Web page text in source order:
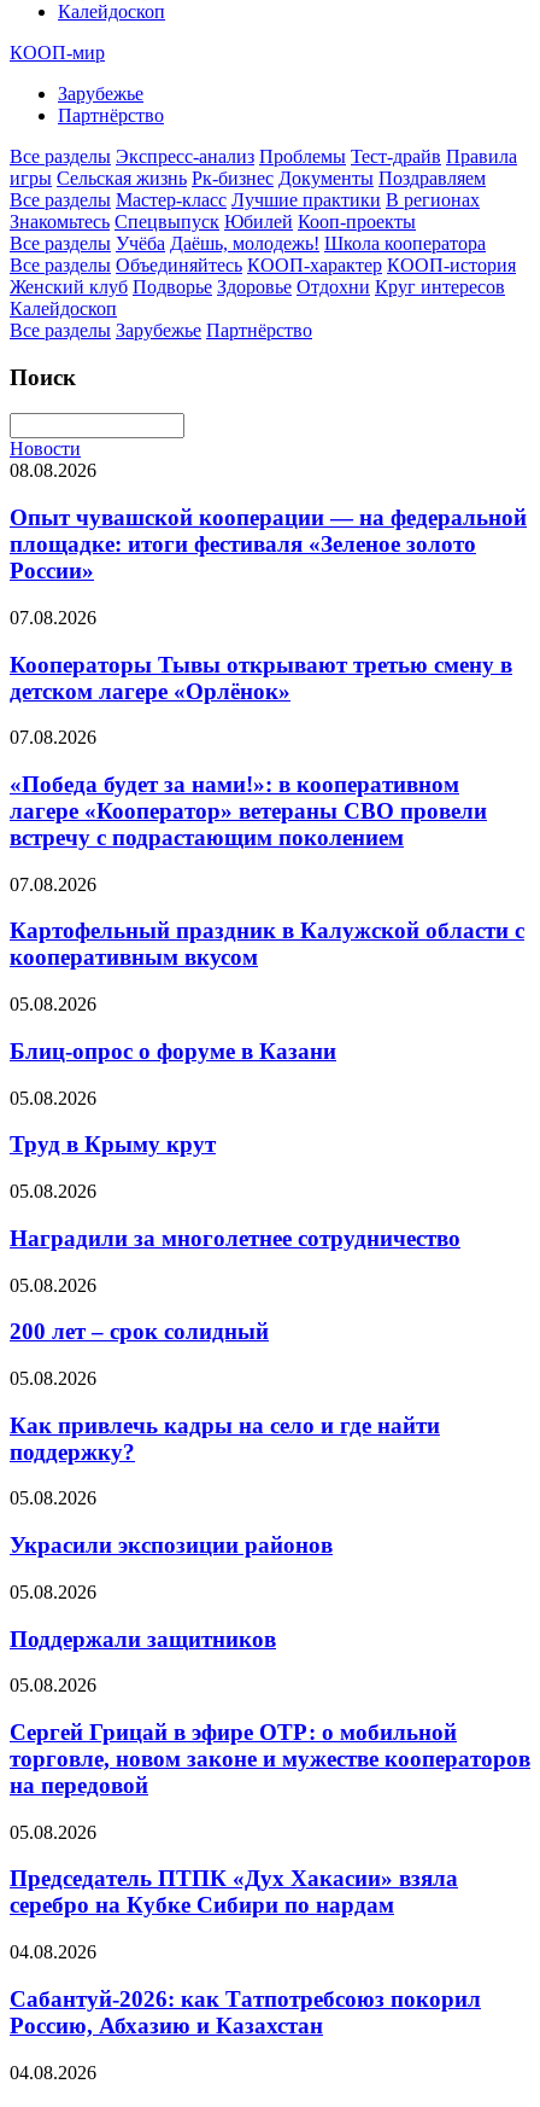
Калейдоскоп
КООП-мир
Зарубежье
Партнёрство
Все разделы Экспресс-анализ Проблемы Тест-драйв Правила
игры Сельская жизнь Рк-бизнес Документы Поздравляем
Все разделы Мастер-класс Лучшие практики В регионах
Знакомьтесь Спецвыпуск Юбилей Кооп-проекты
Все разделы Учёба Даёшь, молодежь! Школа кооператора
Все разделы Объединяйтесь КООП-характер КООП-история
Женский клуб Подворье Здоровье Отдохни Круг интересов
Калейдоскоп
Все разделы Зарубежье Партнёрство
Поиск
Новости
08.08.2026
Опыт чувашской кооперации — на федеральной
площадке: итоги фестиваля «Зеленое золото
России»
07.08.2026
Кооператоры Тывы открывают третью смену в
детском лагере «Орлёнок»
07.08.2026
«Победа будет за нами!»: в кооперативном
лагере «Кооператор» ветераны СВО провели
встречу с подрастающим поколением
07.08.2026
Картофельный праздник в Калужской области с
кооперативным вкусом
05.08.2026
Блиц-опрос о форуме в Казани
05.08.2026
Труд в Крыму крут
05.08.2026
Наградили за многолетнее сотрудничество
05.08.2026
200 лет – срок солидный
05.08.2026
Как привлечь кадры на село и где найти
поддержку?
05.08.2026
Украсили экспозиции районов
05.08.2026
Поддержали защитников
05.08.2026
Сергей Грицай в эфире ОТР: о мобильной
торговле, новом законе и мужестве кооператоров
на передовой
05.08.2026
Председатель ПТПК «Дух Хакасии» взяла
серебро на Кубке Сибири по нардам
04.08.2026
Сабантуй-2026: как Татпотребсоюз покорил
Россию, Абхазию и Казахстан
04.08.2026